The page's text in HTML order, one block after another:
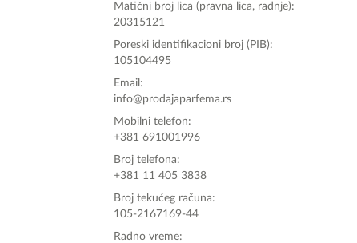
Matični broj lica (pravna lica, radnje):
20315121
Poreski identifikacioni broj (PIB):
105104495
Email:
info@prodajaparfema.rs
Mobilni telefon:
+381 691001996
Broj telefona:
+381 11 405 3838
Broj tekućeg računa:
105-2167169-44
Radno vreme: